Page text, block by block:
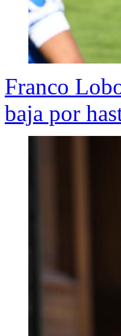
Franco
baja por